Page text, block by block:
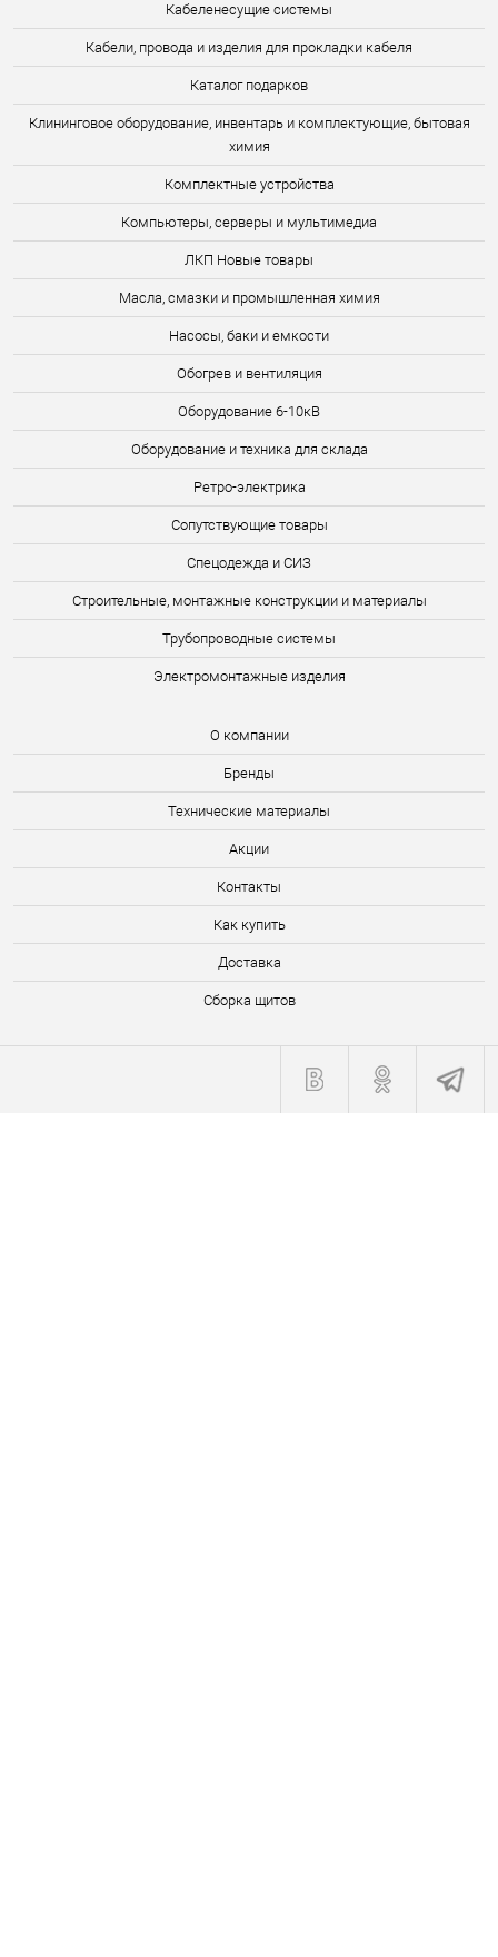
Кабеленесущие системы
Кабели, провода и изделия для прокладки кабеля
Каталог подарков
Клининговое оборудование, инвентарь и комплектующие, бытовая
химия
Комплектные устройства
Компьютеры, серверы и мультимедиа
ЛКП Новые товары
Масла, смазки и промышленная химия
Насосы, баки и емкости
Обогрев и вентиляция
Оборудование 6-10кВ
Оборудование и техника для склада
Ретро-электрика
Сопутствующие товары
Спецодежда и СИЗ
Строительные, монтажные конструкции и материалы
Трубопроводные системы
Электромонтажные изделия
О компании
Бренды
Технические материалы
Акции
Контакты
Как купить
Доставка
Сборка щитов